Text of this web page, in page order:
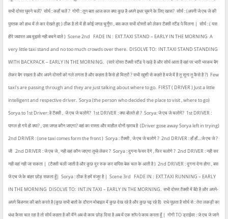
सभी दोस्त घुमने चलें? सोर्य : कहाँ चलें ? गोगी : तुन बता आज कल क्या कुछ है अपने इधर घुमने के लिए खास? सोर्य : (अपनी जे एच जे की
पुस्तक को हाथ में ले कर देखते हुए ) ठीक है तो में ही कोई जगह चुनुँगा , बस कल सभी दोस्तों को लेकर टैक्सी स्टैंड पे मिलना | सोर्य : ( यस
हीरे जवारत अब मुझसे नही बचने वाले ) Scene 2nd FADE IN : EXT.TAXI STAND – EARLY IN THE MORNING A
very little taxi stand and no too much crowds over there. DISOLVE TO: INT.TAXI STAND STANDING
WITH BACKPACK – EARLY IN THE MORNING. (सारे दोस्त टैक्सी स्टैंड पे खड़े है और सोर्य आता है वहां पर भारी भरकम बैग
लेकर बैग रखता है और अपने दोस्तों को गले लगता है और कहता है कैसे हो मित्रों ? सभी खुशी से कहते है मजे में है तू सुना तू कैसे है ?) Few
taxi’s are passing through and they are just talking about where to go. FIRST ( DRIVER ) Just a little
intelligent and respective driver. Sorya (the person who decided the place to visit , where to go)
Sorya to 1st Driver: हे टैक्सी , जे एच जे चलोगे? 1st DRIVER : क्या बोलते हो ? Sorya: जे एच जे चलोगे? 1st DRIVER :
पागल हो गये हो क्या? , उस जगह कौन जाएगा? वहां का रास्ता और माहौल दोनों ख़राब है (Driver gose away Sorya left in trying)
2nd DRIVER : (one taxi comes form the front ) Sorya : टैक्सी , जे एच जे चलोगे ? 2nd DRIVER : हाँ हाँ....जे एच जे ?
जी 2nd DRIVER : जे एच जे , नही वहां कौन जाएगा तुम्हे लेकर ? Sorya : दुगना फेयर देंगे , फिर चलोगे ? 2nd DRIVER : नही सर
नही वहां नही जा सकता | (टैक्सी चली जाती है और कुछ दूर रुक कर वापिस बेक चल के आती है ) 2nd DRIVER : दुगना देना होगा , बस
जे एच जे के बाहर छोड़ सकता हूँ| Sorya : ठीक है हमें मंजूर है | Scene 3rd FADE IN : EXT.TAXI RUNNING – EARLY
IN THE MORNING DISOLVE TO: INT.IN TAXI – EARLY IN THE MORNING. सभी दोस्त टैक्सी में बैठे है और अपने-
अपने बिज़नस की बाते करते है (कुछ सभी बातों के दौरान मोबाइल में कुछ देख रहे है और कुछ पढ़ रहे है) राधे पूछता है सोर्य से : तेरा लकड़ी का
धंधा कैसा चल रहा है तो सोर्य कहता है की मैंने अब वो काम छोड़ दिया है अब में एक शॉप पे काम करता हूँ | गोगी TO ड्राईवर : जे एच जे जाने